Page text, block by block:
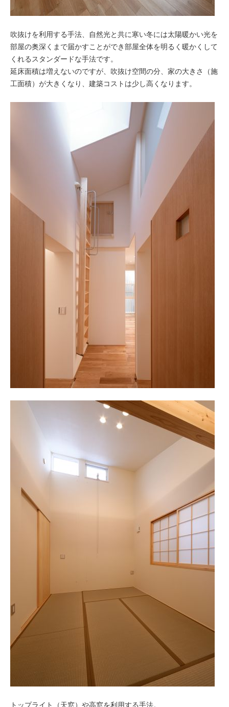
吹抜けを利用する手法、自然光と共に寒い冬には太陽暖かい光を
部屋の奥深くまで届かすことができ部屋全体を明るく暖かくして
くれるスタンダードな手法です。
延床面積は増えないのですが、吹抜け空間の分、家の大きさ（施
工面積）が大きくなり、建築コストは少し高くなります。
トップライト（天窓）や高窓を利用する手法。